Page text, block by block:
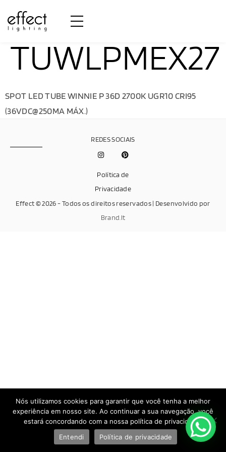
TUWLPMEX27
SPOT LED TUBE WINNIE P 36D 2700K UGR10 CRI95
(36VDC@250MA MÁX.)
Effect © 2026 - Todos os direitos reservados | Desenvolvido por
Brand.It
Política de
Privacidade
REDES SOCIAIS
Nós utilizamos cookies para garantir que você tenha a melhor
experiência em nosso site. Ao continuar a sua navegação, você
estará concordando com a nossa política de privacidade.
Entendi
Política de privacidade